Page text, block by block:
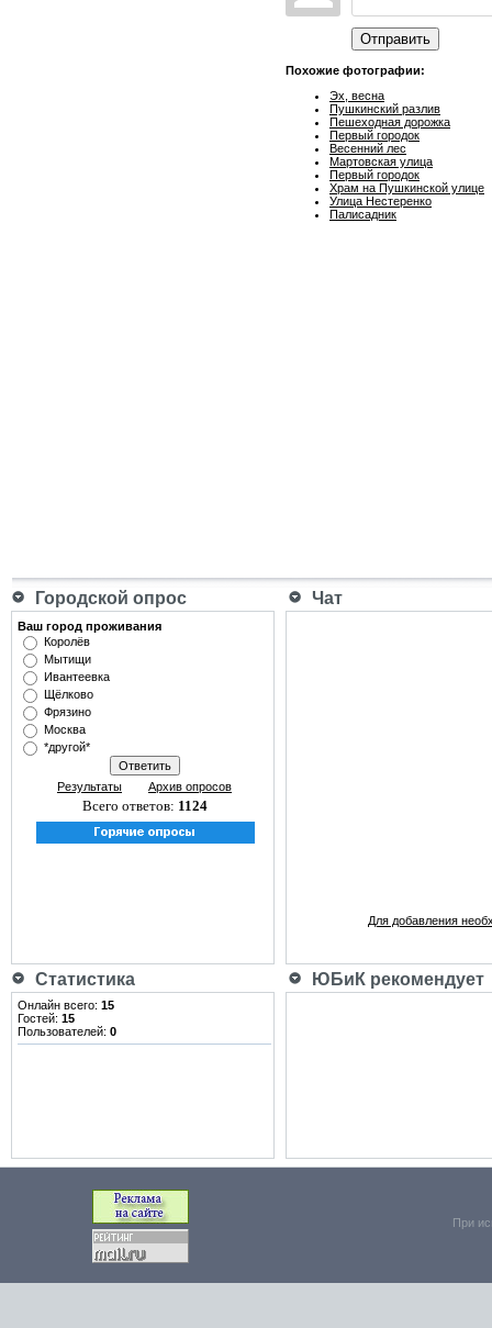
Отправить
Похожие фотографии:
Эх, весна
Пушкинский разлив
Пешеходная дорожка
Первый городок
Весенний лес
Мартовская улица
Первый городок
Храм на Пушкинской улице
Улица Нестеренко
Палисадник
Городской опрос Чат
Ваш город проживания
Королёв
Мытищи
Ивантеевка
Щёлково
Фрязино
Москва
*другой*
Результаты Архив опросов
Всего ответов: 1124
Для добавления
Статистика ЮБиК рекомендует
Онлайн всего: 15
Гостей: 15
Пользователей: 0
При